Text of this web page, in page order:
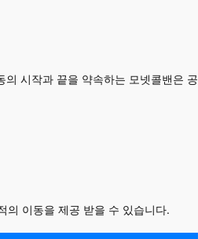
시작과 끝을 약속하는 모넷콜밴은 공
의 이동을 제공 받을 수 있습니다.